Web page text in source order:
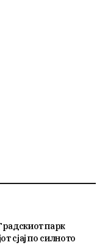
парк
сјај по силното